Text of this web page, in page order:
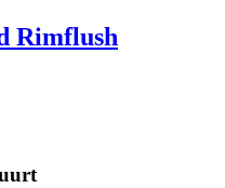
Rimflush